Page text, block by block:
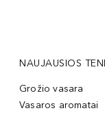
NAUJAUSIOS
Grožio vasara
Vasaros aromatai